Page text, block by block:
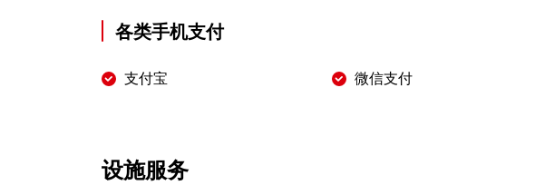
各类手机支付
支付宝 微信支付
设施服务